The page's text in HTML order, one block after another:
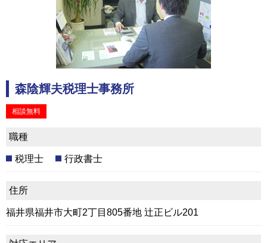
森陰輝夫税理士事務所
相談無料
職種
税理士 行政書士
住所
福井県福井市大町2丁目805番地 辻正ビル201